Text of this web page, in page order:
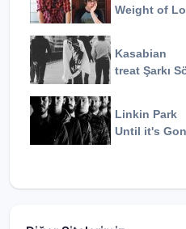
Weight of
Kasabian
treat Şarkı
Linkin Park
Until it's